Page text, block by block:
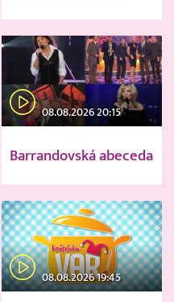
08.08.2026 20:15
Barrandovská abeceda
08.08.2026 19:45